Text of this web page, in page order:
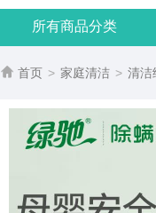
所有商品分类
 首页 > 家庭清洁 > 清洁